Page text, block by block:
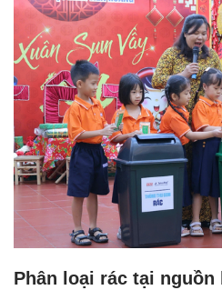
Phân loại rác tại